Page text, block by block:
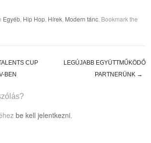
Egyéb Hip Hop Hírek Modern tánc . Bookmark the
CUP
BEN
LEGÚJABB EGYÜTTMŰKÖDŐ
PARTNERÜNK →
be kell jelentkezni.